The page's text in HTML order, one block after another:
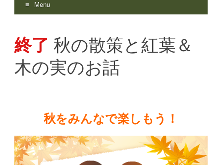
幕別町百年記念ホール
ホールで行われる公演や講座のご案内
Menu
content
終了秋の散策と紅葉＆
木の実のお話
秋をみんなで楽しもう！